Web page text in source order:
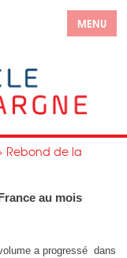
MENU
Rebond de la
au mois
a progressé dans